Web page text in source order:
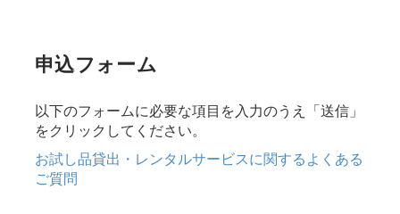
申込フォーム